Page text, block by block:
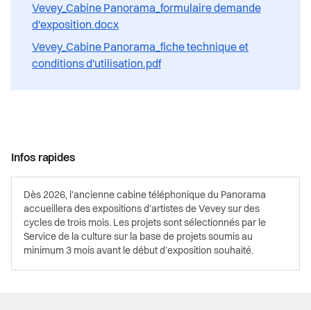
Vevey_Cabine Panorama_formulaire demande
d'exposition.docx
Vevey_Cabine Panorama_fiche technique et
conditions d'utilisation.pdf
Infos rapides
Dès 2026, l'ancienne cabine téléphonique du Panorama
accueillera des expositions d'artistes de Vevey sur des
cycles de trois mois. Les projets sont sélectionnés par le
Service de la culture sur la base de projets soumis au
minimum 3 mois avant le début d’exposition souhaité.